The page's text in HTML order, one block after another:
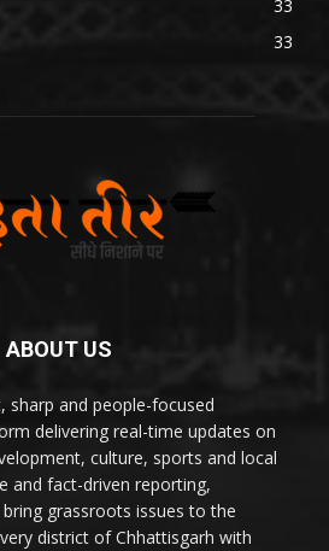
33
33
ABOUT US
sharp and people-focused
delivering real-time updates on
culture, sports and local
and fact-driven reporting,
grassroots issues to the
district of Chhattisgarh with